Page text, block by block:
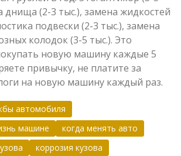
днища (2-3 тыс.), замена жидкостей
подвески (2-3 тыс.), замена
колодок (3-5 тыс.). Это
новую машину каждые 5
привычку, не платите за
на новую машину каждый раз.
автомобиля
машине
когда менять авто
коррозия кузова